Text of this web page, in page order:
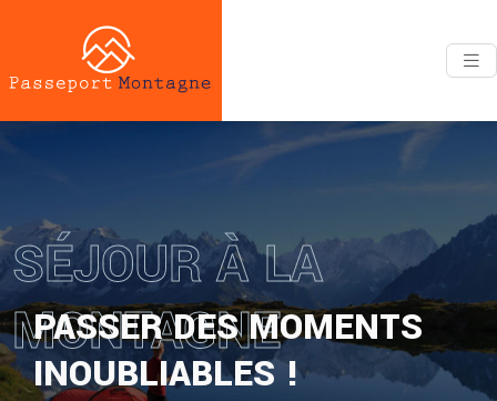
SÉJOUR À LA
MONTAGNE
PASSER DES MOMENTS
INOUBLIABLES !